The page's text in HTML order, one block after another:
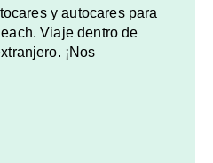
y autocares para
Viaje dentro de
¡Nos